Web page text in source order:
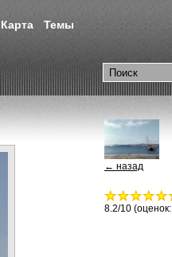
Карта Темы
← назад
8.2/10 (оценок: